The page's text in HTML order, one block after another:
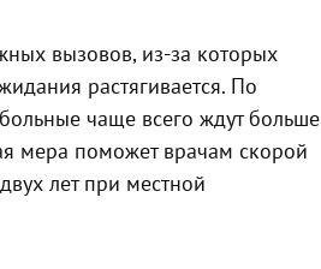
вызовов, из-за которых
растягивается. По
чаще всего ждут больше
мера поможет врачам скорой
лет при местной